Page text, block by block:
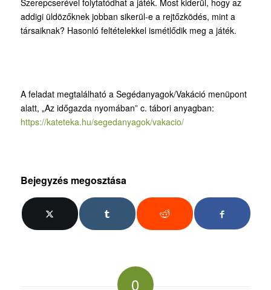
addigi üldözőknek jobban sikerül-e a rejtőzködés, mint a
társaiknak? Hasonló feltételekkel ismétlődik meg a játék.
A feladat megtalálható a Segédanyagok/Vakáció menüpont
alatt, „Az időgazda nyomában” c. tábori anyagban:
https://kateteka.hu/segedanyagok/vakacio/
Bejegyzés megosztása
0